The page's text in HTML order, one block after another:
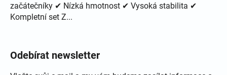
začátečníky ✔ Nízká hmotnost ✔ Vysoká stabilita ✔
Kompletní set Z...
Odebírat newsletter